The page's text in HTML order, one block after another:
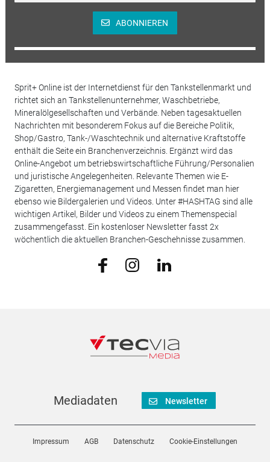
ABONNIEREN
Sprit+ Online ist der Internetdienst für den Tankstellenmarkt und
richtet sich an Tankstellenunternehmer, Waschbetriebe,
Mineralölgesellschaften und Verbände. Neben tagesaktuellen
Nachrichten mit besonderem Fokus auf die Bereiche Politik,
Shop/Gastro, Tank-/Waschtechnik und alternative Kraftstoffe
enthält die Seite ein Branchenverzeichnis. Ergänzt wird das
Online-Angebot um betriebswirtschaftliche Führung/Personalien
und juristische Angelegenheiten. Relevante Themen wie E-
Zigaretten, Energiemanagement und Messen findet man hier
ebenso wie Bildergalerien und Videos. Unter #HASHTAG sind alle
wichtigen Artikel, Bilder und Videos zu einem Themenspecial
zusammengefasst. Ein kostenloser Newsletter fasst 2x
wöchentlich die aktuellen Branchen-Geschehnisse zusammen.
Mediadaten Newsletter
Impressum AGB Datenschutz Cookie-Einstellungen